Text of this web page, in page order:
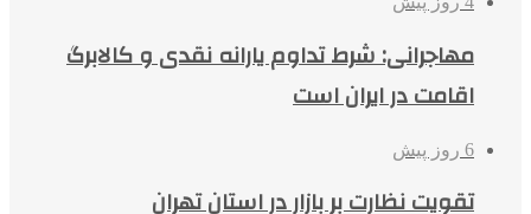
مهاجرانی: شرط تداوم یارانه نقدی و کالابرگ
اقامت در ایران است
6 روز پیش
تقویت نظارت بر بازار در استان تهران